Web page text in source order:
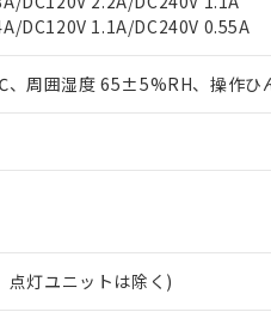
DC120V 1.1A/DC240V 0.55A
周囲湿度 65±5%RH、操作ひ
点灯ユニットは除く)
品リスト作成サービス）をご利
イト上で当社にご登録された部
ービスに関するお客様との取引
とは、"個人情報の共同利用に
。
ンロード
ンロードすることができます。
の非含有証明書
社基準）
非含有を証明するもので、過
酸エステル類４物質の対応で
に対応日を記載しておりました。
）のすべてが基準値以下である
において有害物質が外部に漏
社販売員にご確認ください)
また在庫状況の情報を公開して